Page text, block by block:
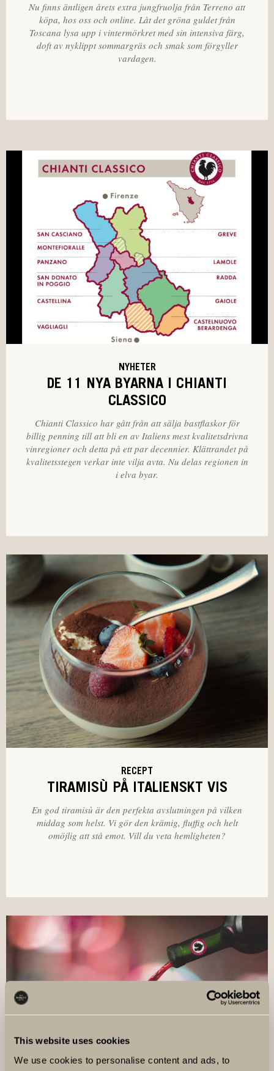
This website uses cookies
We use cookies to personalise content and ads, to
Nu finns äntligen årets extra jungfruolja från Terreno att
köpa, hos oss och online. Låt det gröna guldet från
Toscana lysa upp i vintermörkret med sin intensiva färg,
doft av nyklippt sommargräs och smak som förgyller
vardagen.
NYHETER
DE 11 NYA BYARNA I CHIANTI
CLASSICO
Chianti Classico har gått från att sälja bastflaskor för
billig penning till att bli en av Italiens mest kvalitetsdrivna
vinregioner och detta på ett par decennier. Klättrandet på
kvalitetsstegen verkar inte vilja avta. Nu delas regionen in
i elva byar.
RECEPT
TIRAMISÙ PÅ ITALIENSKT VIS
En god tiramisù är den perfekta avslutningen på vilken
middag som helst. Vi gör den krämig, fluffig och helt
omöjlig att stå emot. Vill du veta hemligheten?